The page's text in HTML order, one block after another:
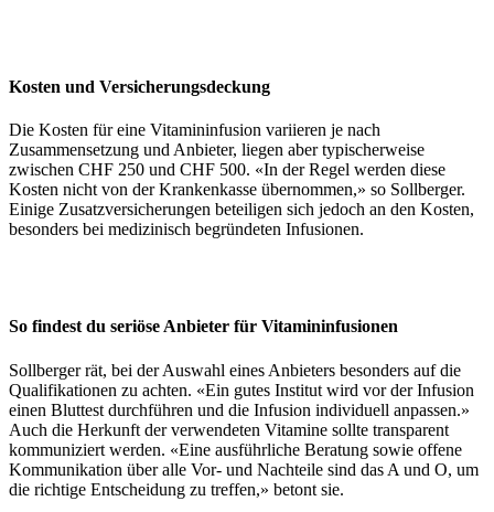
Kosten und Versicherungsdeckung
Die Kosten für eine Vitamininfusion variieren je nach
Zusammensetzung und Anbieter, liegen aber typischerweise
zwischen CHF 250 und CHF 500. «In der Regel werden diese
Kosten nicht von der Krankenkasse übernommen,» so Sollberger.
Einige Zusatzversicherungen beteiligen sich jedoch an den Kosten,
besonders bei medizinisch begründeten Infusionen.
So findest du seriöse Anbieter für Vitamininfusionen
Sollberger rät, bei der Auswahl eines Anbieters besonders auf die
Qualifikationen zu achten. «Ein gutes Institut wird vor der Infusion
einen Bluttest durchführen und die Infusion individuell anpassen.»
Auch die Herkunft der verwendeten Vitamine sollte transparent
kommuniziert werden. «Eine ausführliche Beratung sowie offene
Kommunikation über alle Vor- und Nachteile sind das A und O, um
die richtige Entscheidung zu treffen,» betont sie.